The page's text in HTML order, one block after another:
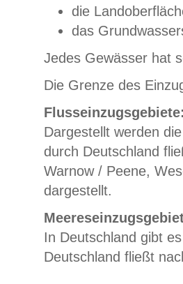
die
das
Jedes Gewässer hat
Die Grenze des
Dargestellt werden
durch Deutschland
Warnow / Peene,
dargestellt.
In Deutschland gibt
Deutschland fließt